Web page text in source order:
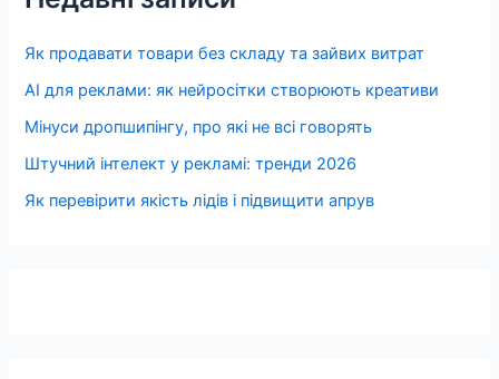
Як продавати товари без складу та зайвих витрат
AI для реклами: як нейросітки створюють креативи
Мінуси дропшипінгу, про які не всі говорять
Штучний інтелект у рекламі: тренди 2026
Як перевірити якість лідів і підвищити апрув